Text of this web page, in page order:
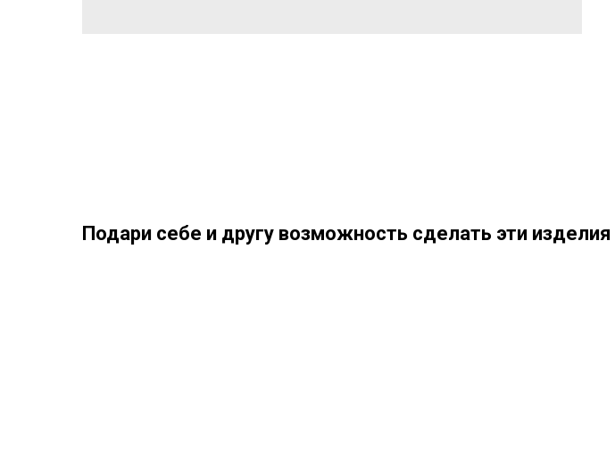
Подари себе и другу возможность сделать эти